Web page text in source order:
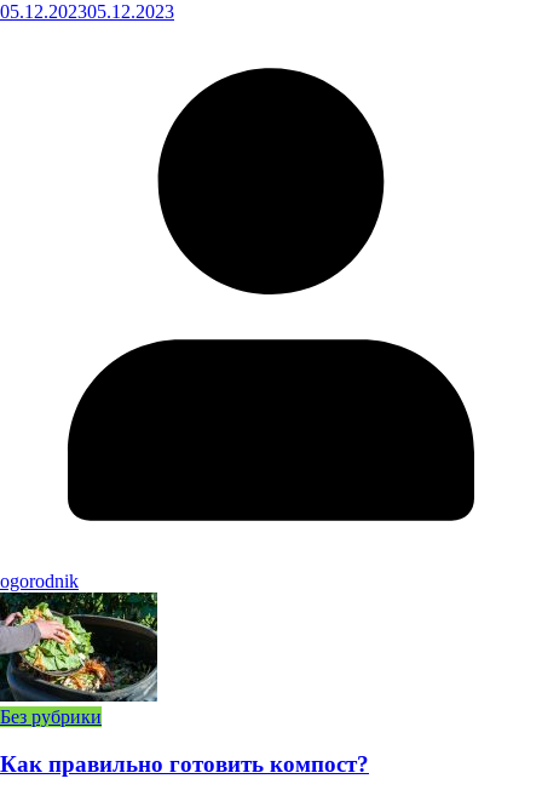
05.12.202305.12.2023
ogorodnik
Без рубрики
Как правильно готовить компост?